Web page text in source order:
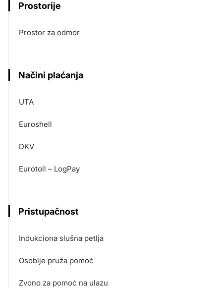
Prostorije
Prostor za odmor
Načini plaćanja
UTA
Euroshell
DKV
Eurotoll – LogPay
Pristupačnost
Indukciona slušna petlja
Osoblje pruža pomoć
Zvono za pomoć na ulazu